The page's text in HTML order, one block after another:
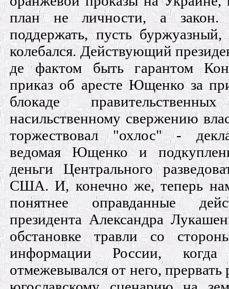
план не личности, а
поддержать, пусть
колебался. Действующий
де фактом быть гарантом
приказ об аресте Ющенко за
блокаде
насильственному свержению
торжествовал "охлос" -
ведомая Ющенко и
деньги Центрального
США. И, конечно же, теперь
понятнее оправданные
президента Александра
обстановке травли со
информации России,
отмежевывался от него,